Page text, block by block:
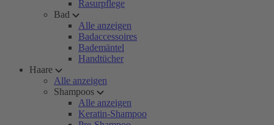
Rasurpflege
Bad
Alle anzeigen
Badaccessoires
Bademäntel
Handtücher
Haare
Alle anzeigen
Shampoos
Alle anzeigen
Keratin-Shampoo